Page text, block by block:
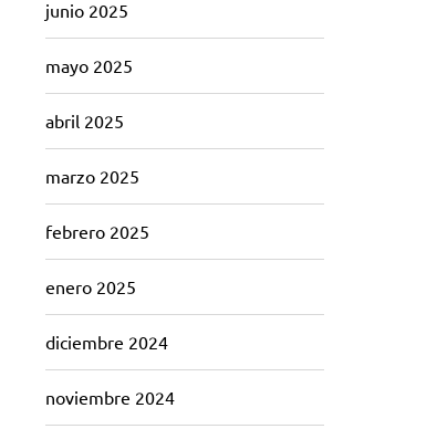
junio 2025
mayo 2025
abril 2025
marzo 2025
febrero 2025
enero 2025
diciembre 2024
noviembre 2024